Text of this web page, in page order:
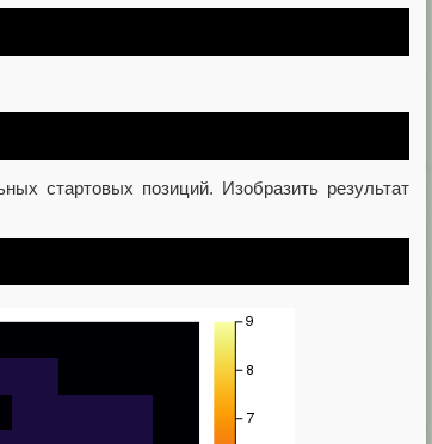
стартовых позиций. Изобразить результат